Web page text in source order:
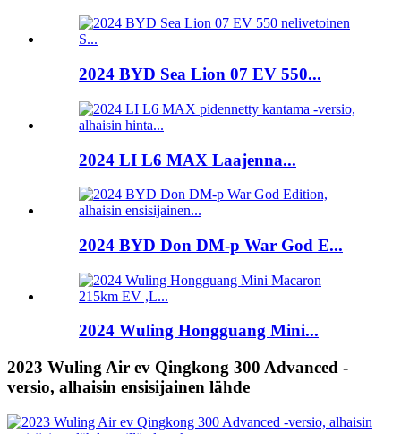
2024 BYD Sea Lion 07 EV 550...
2024 LI L6 MAX Laajenna...
2024 BYD Don DM-p War God E...
2024 Wuling Hongguang Mini...
2023 Wuling Air ev Qingkong 300 Advanced -
versio, alhaisin ensisijainen lähde